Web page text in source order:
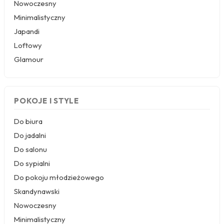
betonem architektonicznym i stalowymi
dodatkami.
powierzchnie z subtelnym rysunkiem spękań to
kwintesencja nowoczesnego minimalizmu.
Wzory geometryczne
nowoczesną architekturę. Te fototapety 3D
doskonale sprawdzą się w przestrzeniach
salonie. Wykonane na materiale flizelinowym
gwarantują łatwy montaż i trwałość.
– rury, wentylatory, surowe belki i stalowe
konstrukcje. To propozycja dla odważnych, którzy
Idealne jako fototapety industrialne loftowe do
dużych pomieszczeń, gdzie mogą być głównym
Nowoczesny
Minimalistyczny
Japandi
Loftowy
Glamour
POKOJE I STYLE
Do biura
Do jadalni
Do salonu
Do sypialni
Do pokoju młodzieżowego
Skandynawski
Nowoczesny
Minimalistyczny